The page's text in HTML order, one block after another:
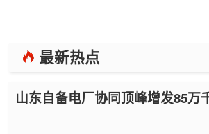
最新热点
山东自备电厂协同顶峰增发85万